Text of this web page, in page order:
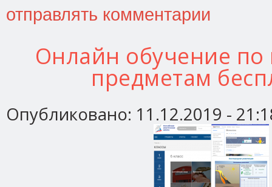
отправлять комментарии
Онлайн обучение
предметам
Опубликовано: 11.12.2019 -